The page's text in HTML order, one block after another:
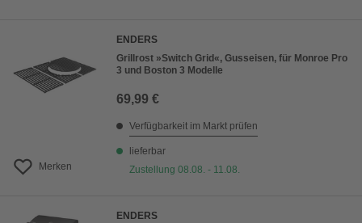
Merken
ENDERS
Grillrost »Switch Grid«, Gusseisen, für Monroe Pro
3 und Boston 3 Modelle
69,99 €
Verfügbarkeit im Markt prüfen
lieferbar
Zustellung 08.08. - 11.08.
ENDERS